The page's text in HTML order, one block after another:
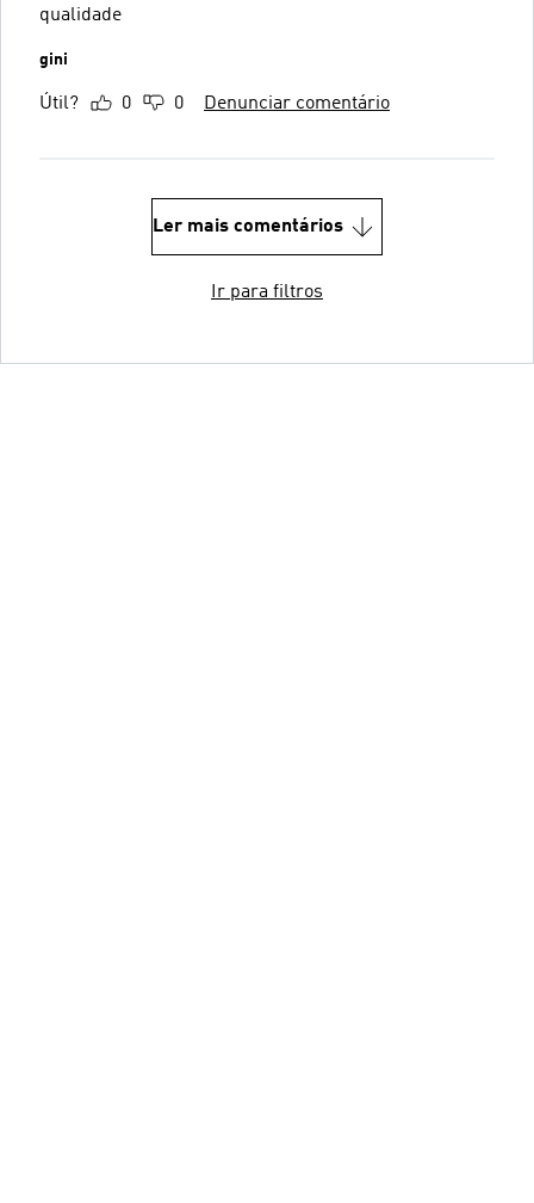
qualidade
gini
Útil? 0 0 Denunciar comentário
Ler mais comentários
Ir para filtros